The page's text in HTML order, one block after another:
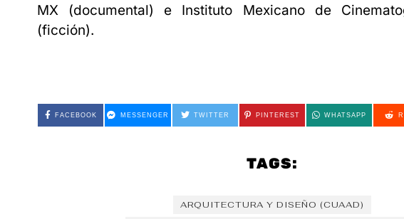
MX (documental) e Instituto Mexicano de
(ficción).
FACEBOOK MESSENGER TWITTER PINTEREST WHATSAPP
TAGS:
ARQUITECTURA Y DISEÑO (CUAAD)